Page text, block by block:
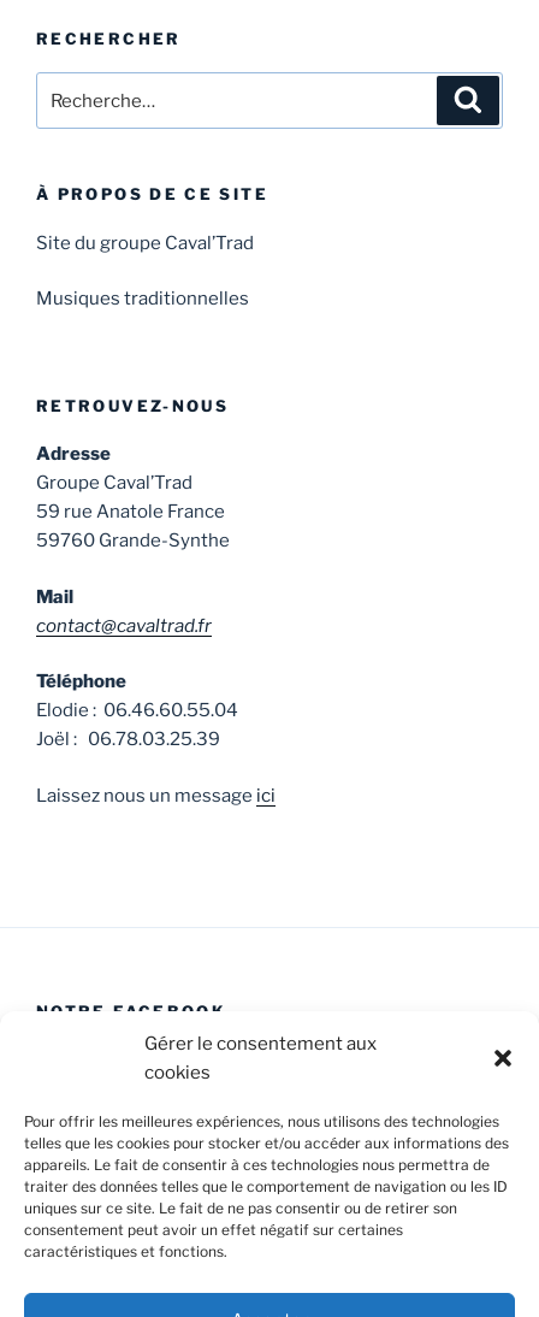
Gérer le consentement aux
cookies
Pour offrir les meilleures expériences, nous utilisons des technologies
telles que les cookies pour stocker et/ou accéder aux informations des
appareils. Le fait de consentir à ces technologies nous permettra de
traiter des données telles que le comportement de navigation ou les ID
uniques sur ce site. Le fait de ne pas consentir ou de retirer son
consentement peut avoir un effet négatif sur certaines
caractéristiques et fonctions.
RECHERCHER
pour
À PROPOS DE CE SITE
Site du groupe Caval’Trad
Musiques traditionnelles
RETROUVEZ-NOUS
Adresse
Groupe Caval’Trad
59 rue Anatole France
59760 Grande-Synthe
Mail
contact@cavaltrad.fr
Téléphone
Elodie : 06.46.60.55.04
Joël : 06.78.03.25.39
Laissez nous un message ici
NOTRE FACEBOOK
Facebook
Caval’Trad
E-
mail
Politique
de
cookies
Confidentialité et cookies : ce site utilise des cookies. En